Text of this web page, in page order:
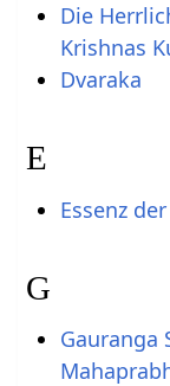
Die
Krishnas
Dvaraka
E
Essenz
G
Gauranga